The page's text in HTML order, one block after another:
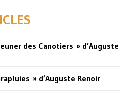
des Canotiers » d’Auguste
» d’Auguste Renoir